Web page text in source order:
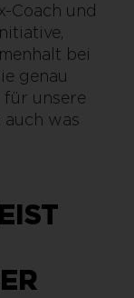
Coach und
bei
genau
für unsere
was